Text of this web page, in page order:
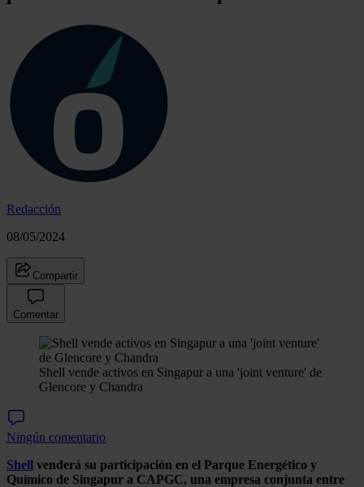
Redacción
08/05/2024
Compartir
Comentar
Shell vende activos en Singapur a una 'joint venture' de
Glencore y Chandra
Ningún comentario
Shell venderá su participación en el Parque Energético y
Químico de Singapur a CAPGC, una empresa conjunta entre